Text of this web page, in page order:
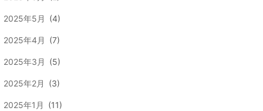
2025年5月 (4)
2025年4月 (7)
2025年3月 (5)
2025年2月 (3)
2025年1月 (11)